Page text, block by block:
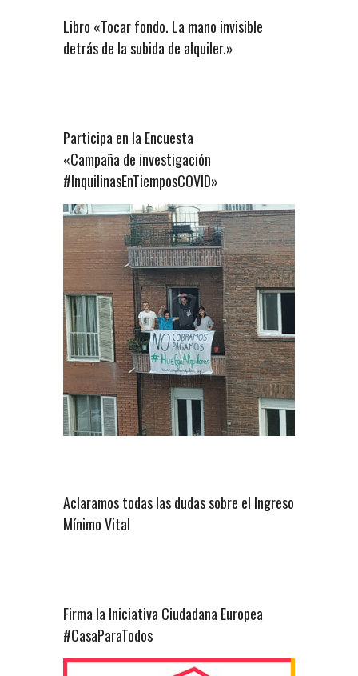
Libro «Tocar fondo. La mano invisible
detrás de la subida de alquiler.»
Participa en la Encuesta
«Campaña de investigación
#InquilinasEnTiemposCOVID»
Aclaramos todas las dudas sobre el Ingreso
Mínimo Vital
Firma la Iniciativa Ciudadana Europea
#CasaParaTodos